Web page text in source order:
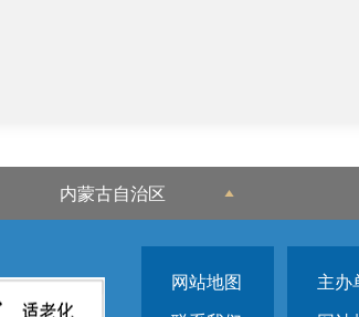
内蒙古自治区
网站地图
主办